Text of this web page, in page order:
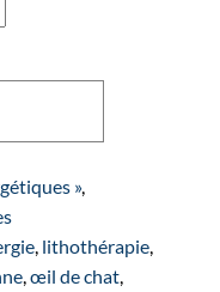
»,
lithothérapie
,œil de chat